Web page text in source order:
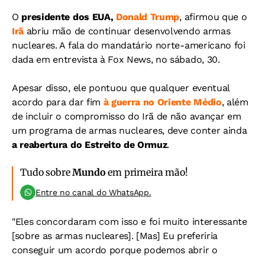
O presidente dos EUA, Donald Trump, afirmou que o
Irã abriu mão de continuar desenvolvendo armas
nucleares. A fala do mandatário norte-americano foi
dada em entrevista à Fox News, no sábado, 30.
Apesar disso, ele pontuou que qualquer eventual
acordo para dar fim à guerra no Oriente Médio, além
de incluir o compromisso do Irã de não avançar em
um programa de armas nucleares, deve conter ainda
a reabertura do Estreito de Ormuz.
Tudo sobreMundo em primeira mão!
Entre no canal do WhatsApp.
"Eles concordaram com isso e foi muito interessante
[sobre as armas nucleares]. [Mas] Eu preferiria
conseguir um acordo porque podemos abrir o